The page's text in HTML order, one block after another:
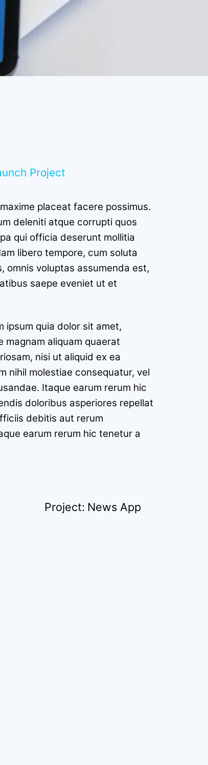
Project
placeat facere possimus.
deleniti atque corrupti quos
qui officia deserunt mollitia
libero tempore, cum soluta
omnis voluptas assumenda est,
saepe eveniet ut et
ipsum quia dolor sit amet,
aliquam quaerat
nisi ut aliquid ex ea
nihil molestiae consequatur, vel
Itaque earum rerum hic
doloribus asperiores repellat
debitis aut rerum
earum rerum hic tenetur a
Project: News App